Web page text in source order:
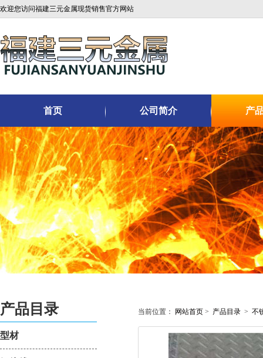
欢迎您访问福建三元金属现货销售官方网站
首页 公司简介 产
产品目录
型材
当前位置： 网站首页 > 产品目录 > 不